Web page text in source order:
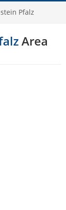
Pfalz
Area